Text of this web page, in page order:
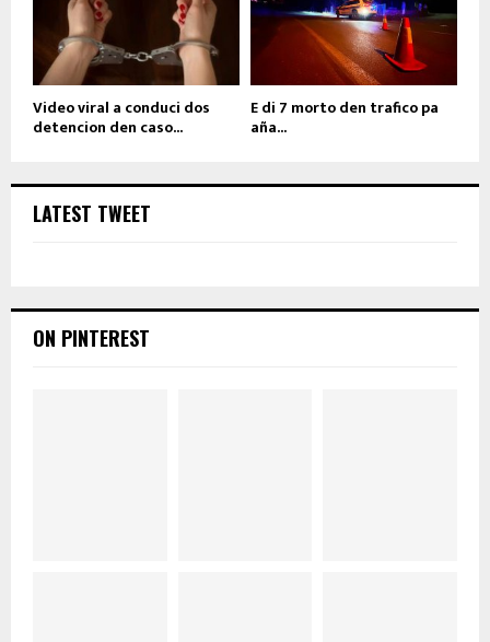
Video viral a conduci dos
detencion den caso...
E di 7 morto den trafico pa
aña...
LATEST TWEET
ON PINTEREST